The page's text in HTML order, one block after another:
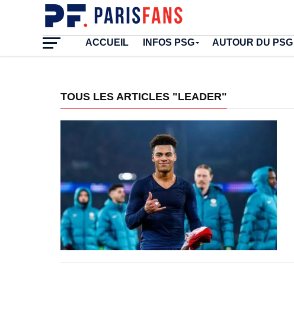
ACCUEIL INFOS PSG AUTOUR DU PSG
TOUS LES ARTICLES "LEADER"